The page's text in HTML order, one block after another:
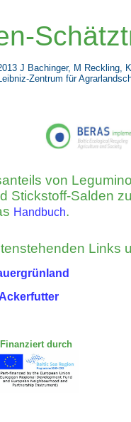
J Bachinger, M Reckling,
Zentrum für
von
Stickstoff-Salden
Handbuch.
Links
Ackerfutter
durch